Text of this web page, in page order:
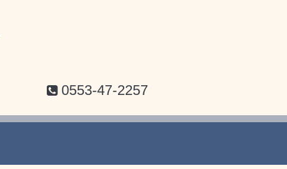
0553-47-2257